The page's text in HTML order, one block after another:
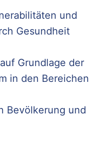
und
Gesundheit
auf Grundlage der
in den Bereichen
Bevölkerung und